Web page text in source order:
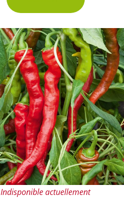
Indisponible actuellement